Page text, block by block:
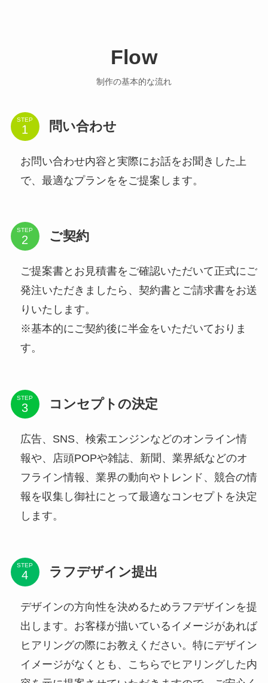
Flow
制作の基本的な流れ
STEP 問い合わせ
お問い合わせ内容と実際にお話をお聞きした上
で、最適なプランををご提案します。
STEP ご契約
ご提案書とお見積書をご確認いただいて正式にご
発注いただきましたら、契約書とご請求書をお送
りいたします。
※基本的にご契約後に半金をいただいておりま
す。
STEP コンセプトの決定
広告、SNS、検索エンジンなどのオンライン情
報や、店頭POPや雑誌、新聞、業界紙などのオ
フライン情報、業界の動向やトレンド、競合の情
報を収集し御社にとって最適なコンセプトを決定
します。
STEP ラフデザイン提出
デザインの方向性を決めるためラフデザインを提
出します。お客様が描いているイメージがあれば
ヒアリングの際にお教えください。特にデザイン
イメージがなくとも、こちらでヒアリングした内